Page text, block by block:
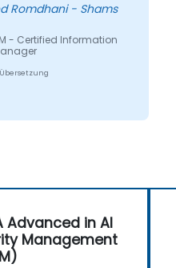
Romdhani - Shams
- Certified Information
Advanced in AI
Management